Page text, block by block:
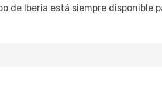
de Iberia está siempre